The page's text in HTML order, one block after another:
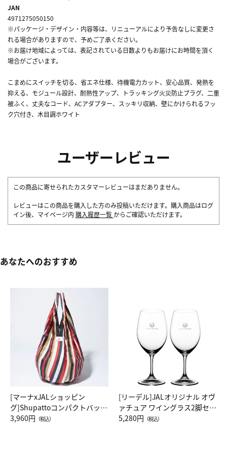
JAN
4971275050150
※パッケージ・デザイン・内容等は、リニューアルにより予告なしに変更さ
れる場合がありますので、予めご了承ください。
※お届け地域によっては、表記されている日数よりもお届けにお時間を頂く
場合がございます。
こまめにスイッチを切る、省エネ仕様、待機電力カット、安心品質、発熱を
抑える、モジュール設計、耐熱性アップ、トラッキング火災防止プラグ、二重
被ふく、丈夫なコード、ACアダプター、スッキリ収納、壁にかけられるフッ
ク穴付き、木目調ホワイト
ユーザーレビュー
この商品に寄せられたカスタマーレビューはまだありません。
レビューはこの商品を購入した方のみ投稿いただけます。購入商品はログ
イン後、マイページ内 購入履歴一覧 からご確認いただけます。
あなたへのおすすめ
[マーナxJALショッピン
グ]Shupattoコンパクトバッグ
Drop JAL客室乗務員（LC）ス
3,960円 （税込）
[リーデル]JALオリジナル オヴ
ァチュア ワイングラス2脚セッ
ト（レッドワイン）
5,280円 （税込）